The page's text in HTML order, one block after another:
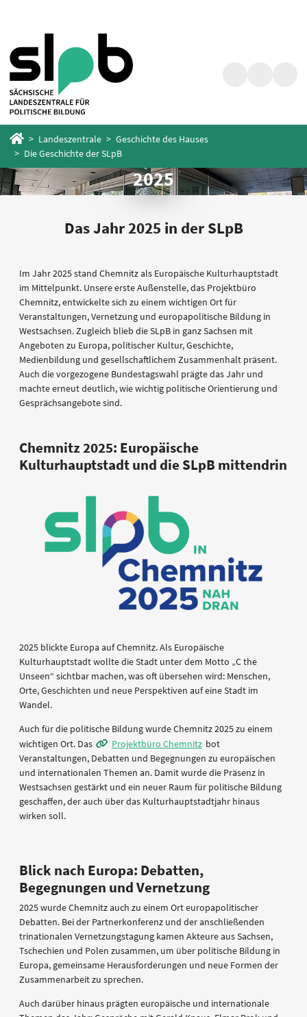
springen
springen
Startseite
Landeszentrale
Geschichte des Hauses
Die Geschichte der SLpB
2025
Das Jahr 2025 in der SLpB
Im Jahr 2025 stand Chemnitz als Europäische Kulturhauptstadt
im Mittelpunkt. Unsere erste Außenstelle, das Projektbüro
Chemnitz, entwickelte sich zu einem wichtigen Ort für
Veranstaltungen, Vernetzung und europapolitische Bildung in
Westsachsen. Zugleich blieb die SLpB in ganz Sachsen mit
Angeboten zu Europa, politischer Kultur, Geschichte,
Medienbildung und gesellschaftlichem Zusammenhalt präsent.
Auch die vorgezogene Bundestagswahl prägte das Jahr und
machte erneut deutlich, wie wichtig politische Orientierung und
Gesprächsangebote sind.
Chemnitz 2025: Europäische
Kulturhauptstadt und die SLpB mittendrin
2025 blickte Europa auf Chemnitz. Als Europäische
Kulturhauptstadt wollte die Stadt unter dem Motto „C the
Unseen“ sichtbar machen, was oft übersehen wird: Menschen,
Orte, Geschichten und neue Perspektiven auf eine Stadt im
Wandel.
Auch für die politische Bildung wurde Chemnitz 2025 zu einem
wichtigen Ort. Das
Projektbüro Chemnitz bot
Veranstaltungen, Debatten und Begegnungen zu europäischen
und internationalen Themen an. Damit wurde die Präsenz in
Westsachsen gestärkt und ein neuer Raum für politische Bildung
geschaffen, der auch über das Kulturhauptstadtjahr hinaus
wirken soll.
Blick nach Europa: Debatten,
Begegnungen und Vernetzung
2025 wurde Chemnitz auch zu einem Ort europapolitischer
Debatten. Bei der Partnerkonferenz und der anschließenden
trinationalen Vernetzungstagung kamen Akteure aus Sachsen,
Tschechien und Polen zusammen, um über politische Bildung in
Europa, gemeinsame Herausforderungen und neue Formen der
Zusammenarbeit zu sprechen.
Auch darüber hinaus prägten europäische und internationale